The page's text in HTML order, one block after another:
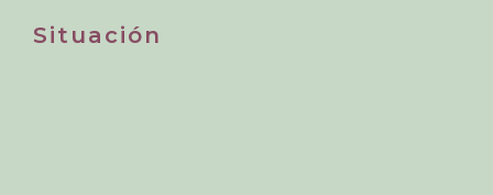
Situación